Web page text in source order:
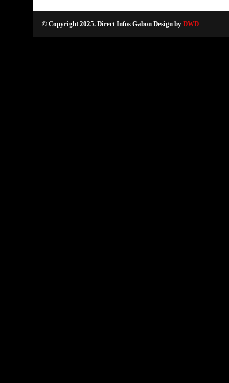
© Copyright 2025. Direct Infos Gabon Design by DWD